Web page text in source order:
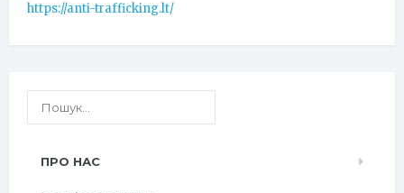
https://anti-trafficking.lt/
ПРО НАС